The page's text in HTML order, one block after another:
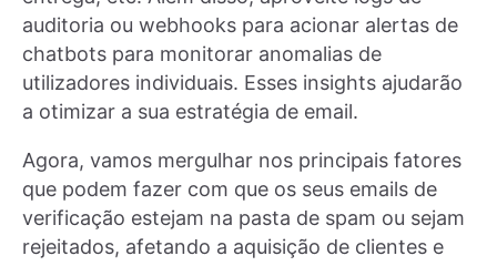
auditoria ou webhooks para acionar alertas de
chatbots para monitorar anomalias de
utilizadores individuais. Esses insights ajudarão
a otimizar a sua estratégia de email.
Agora, vamos mergulhar nos principais fatores
que podem fazer com que os seus emails de
verificação estejam na pasta de spam ou sejam
rejeitados, afetando a aquisição de clientes e